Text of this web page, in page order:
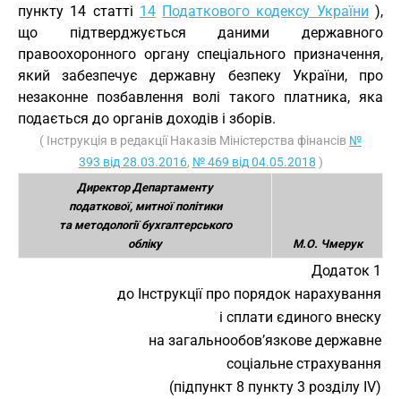
пункту 14 статті 14 Податкового кодексу України ),
що підтверджується даними державного
правоохоронного органу спеціального призначення,
який забезпечує державну безпеку України, про
незаконне позбавлення волі такого платника, яка
подається до органів доходів і зборів.
( Інструкція в редакції Наказів Міністерства фінансів №
393 від 28.03.2016, № 469 від 04.05.2018 )
Директор Департаменту
податкової, митної політики
та методології бухгалтерського
обліку
М.О. Чмерук
Додаток 1
до Інструкції про порядок нарахування
і сплати єдиного внеску
на загальнообов’язкове державне
соціальне страхування
(підпункт 8 пункту 3 розділу ІV)